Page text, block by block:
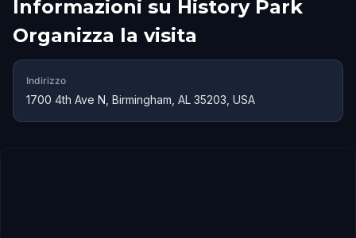
Informazioni su History Park
Organizza la visita
Indirizzo
1700 4th Ave N, Birmingham, AL 35203, USA